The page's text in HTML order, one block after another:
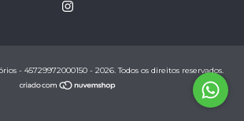
- 45729972000150 - 2026. Todos os direitos reservados.